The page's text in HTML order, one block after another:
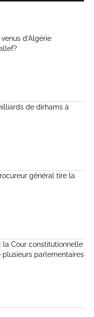
d’Algérie
de dirhams à
général tire la
la Cour constitutionnelle
parlementaires